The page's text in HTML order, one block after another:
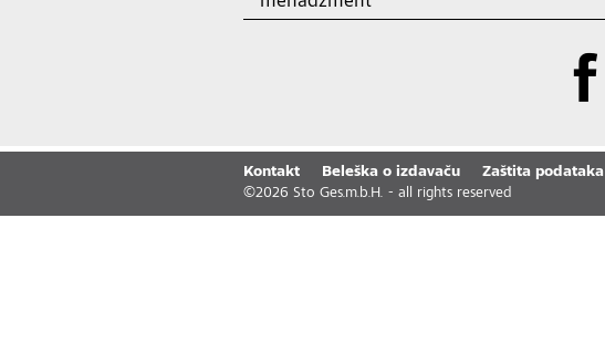
Kontakt Beleška o izdavaču Zaštita podataka
©2026 Sto Ges.m.b.H. - all rights reserved